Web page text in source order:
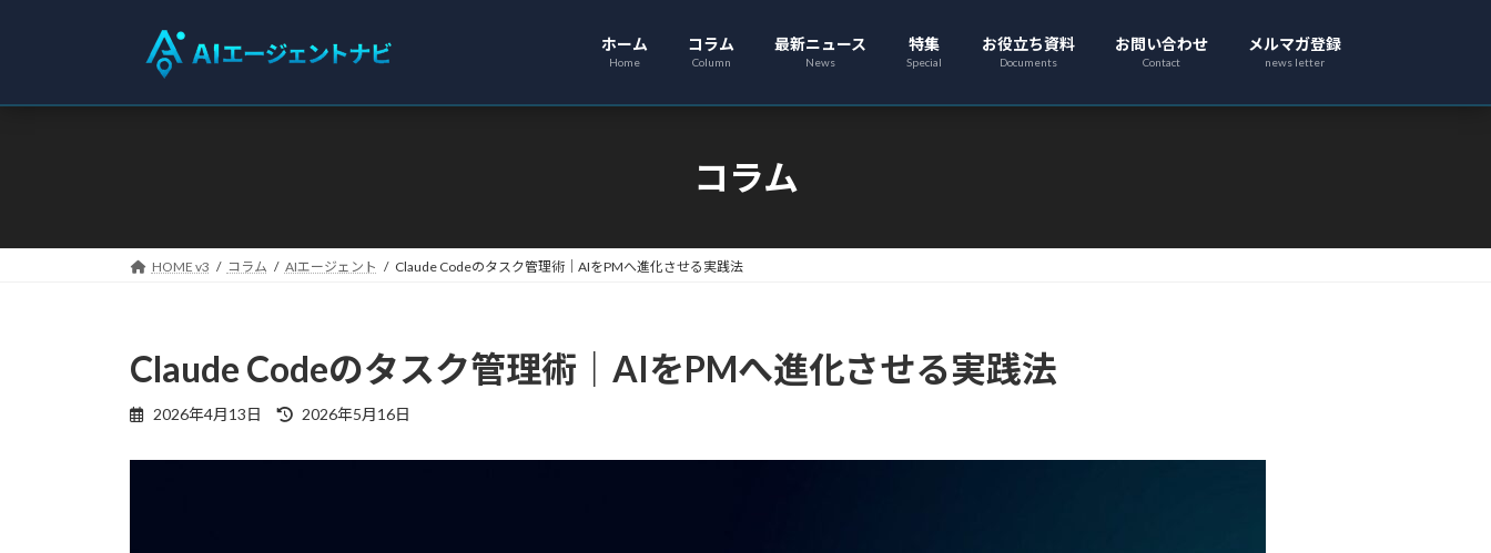
プ
動
ホーム
Home
コラム
Column
最新ニュース
News
特集
Special
お役立ち資料
Documents
お問い合わせ
Contact
メルマガ登録
news letter
コラム
HOME v3 コラム AIエージェント Claude Codeのタスク管理術｜AIをPMへ進化させる実践法
Claude Codeのタスク管理術｜AIをPMへ進化させる実践法
2026年4月13日
最
更
2026年5月16日